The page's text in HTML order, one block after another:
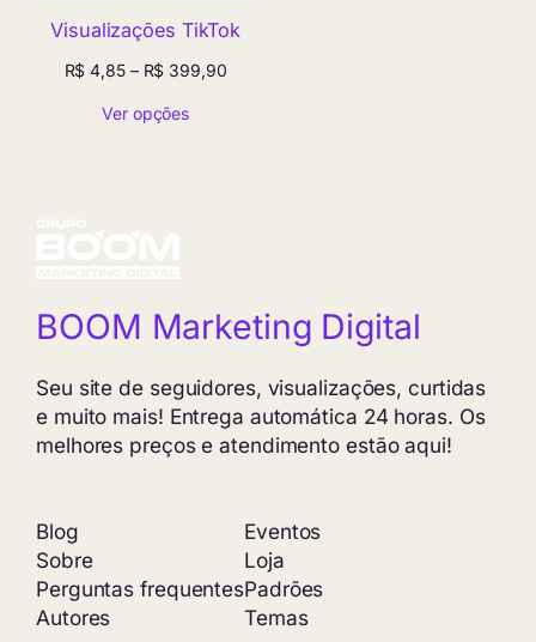
Visualizações TikTok
R$ 4,85 – R$ 399,90Faixa
Ver opções
BOOM Marketing Digital
Seu site de seguidores, visualizações, curtidas
e muito mais! Entrega automática 24 horas. Os
melhores preços e atendimento estão aqui!
Blog
Sobre
Perguntas frequentes
Autores
Eventos
Loja
Padrões
Temas